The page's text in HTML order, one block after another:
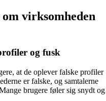
virksomheden
og fusk
at de oplever falske profiler
er falske, og samtalerne
brugere føler sig snydt og